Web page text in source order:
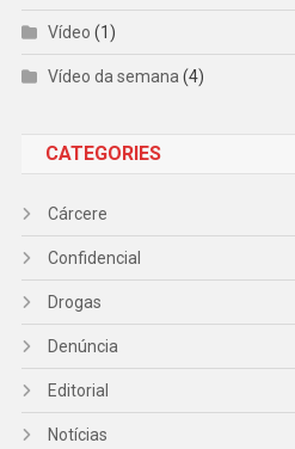
Vídeo (1)
Vídeo da semana(4)
CATEGORIES
Cárcere
Confidencial
Drogas
Denúncia
Editorial
Notícias